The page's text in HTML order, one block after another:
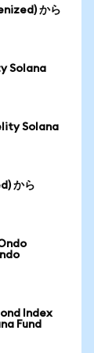
から
Solana
Solana
から
Index
Fund